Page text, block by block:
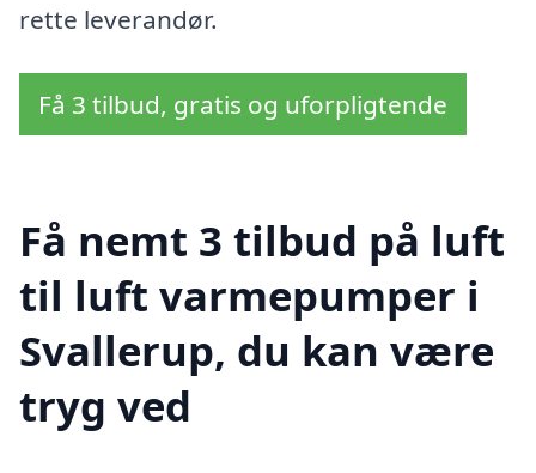
rette leverandør.
Få 3 tilbud, gratis og uforpligtende
Få nemt 3 tilbud på luft
til luft varmepumper i
Svallerup, du kan være
tryg ved